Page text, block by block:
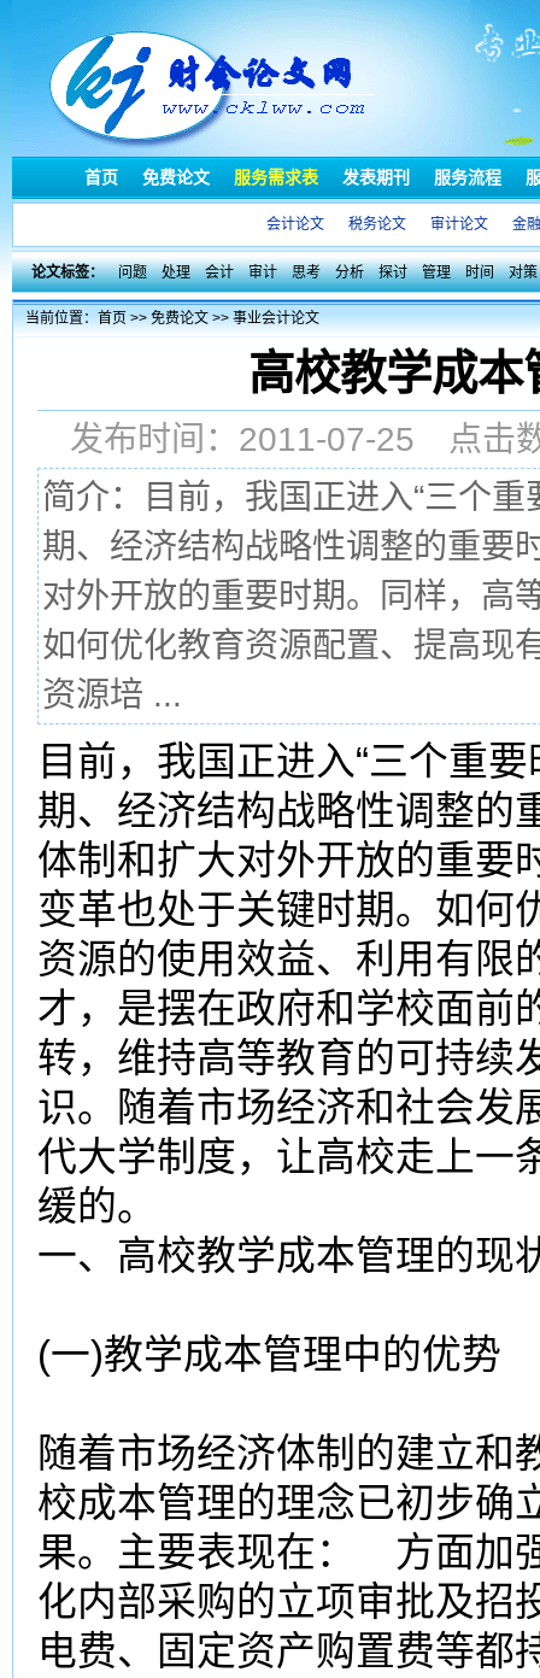
首页 免费论文 服务需求表 发表期刊 服务流程
会计论文 税务论文 审计论文 金
论文标签： 问题 处理 会计 审计 思考 分析 探讨 管理 时间 对策
当前位置：首页>>免费论文>>事业会计论文
高校教学成
发布时间：2011-07-25 点
简介：目前，我国正进入“三个
期、经济结构战略性调整的重要
对外开放的重要时期。同样，高
如何优化教育资源配置、提高现
资源培 ...
目前，我国正进入“三个重
期、经济结构战略性调整的
体制和扩大对外开放的重要
变革也处于关键时期。如何
资源的使用效益、利用有限
才，是摆在政府和学校面前
转，维持高等教育的可持续
识。随着市场经济和社会发
代大学制度，让高校走上一
缓的。
一、 高校教学成本管理的现
(一)教学成本管理中的优势
随着市场经济体制的建立和
校成本管理的理念已初步确
果。主要表现在： 方面加
化内部采购的立项审批及招
电费、固定资产购置费等都